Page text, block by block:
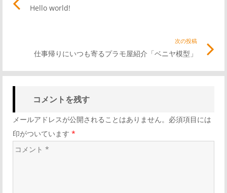
ビ
ー
Hello world!
リ
次の投稿
仕事帰りにいつも寄るプラモ屋紹介「ベニヤ模型」
記
コメントを残す
メールアドレスが公開されることはありません。必須項目には
印がついています *
コ